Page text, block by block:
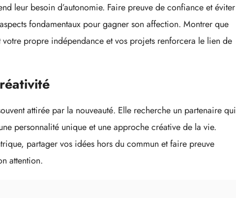
leur besoin d’autonomie. Faire preuve de confiance et éviter
fondamentaux pour gagner son affection. Montrer que
votre propre indépendance et vos projets renforcera le lien de
attirée par la nouveauté. Elle recherche un partenaire qui
personnalité unique et une approche créative de la vie.
partager vos idées hors du commun et faire preuve
attention.